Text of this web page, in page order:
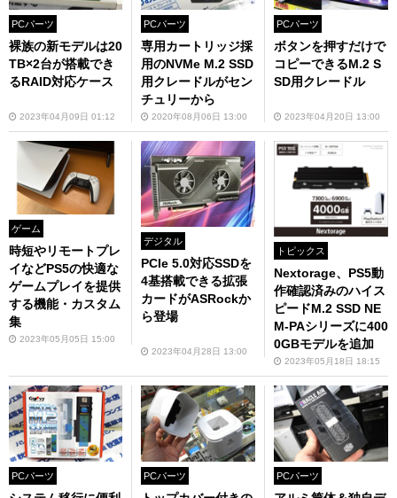
PCパーツ
裸族の新モデルは20
TB×2台が搭載でき
るRAID対応ケース
2023年04月09日 01:12
PCパーツ
専用カートリッジ採
用のNVMe M.2 SSD
用クレードルがセン
チュリーから
2020年08月06日 13:00
PCパーツ
ボタンを押すだけで
コピーできるM.2 S
SD用クレードル
2023年04月20日 13:00
ゲーム
時短やリモートプレ
イなどPS5の快適な
ゲームプレイを提供
する機能・カスタム
集
2023年05月05日 15:00
デジタル
PCIe 5.0対応SSDを
4基搭載できる拡張
カードがASRockか
ら登場
2023年04月28日 13:00
トピックス
Nextorage、PS5動
作確認済みのハイス
ピードM.2 SSD NE
M-PAシリーズに400
0GBモデルを追加
2023年05月18日 18:15
PCパーツ PCパーツ PCパーツ